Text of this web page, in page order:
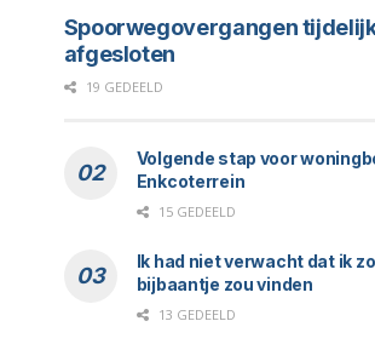
Spoorwegovergangen
afgesloten
19 GEDEELD
Volgende stap voor
Enkcoterrein
15 GEDEELD
Ik had niet verwacht dat ik
bijbaantje zou vinden
13 GEDEELD